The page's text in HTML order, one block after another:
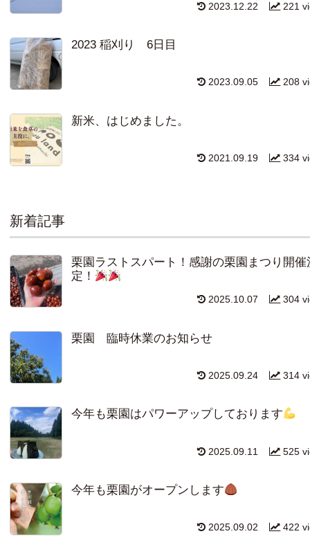
221
2023.12.22
2023 稲刈り 6日目
208
2023.09.05
新米、はじめました。
334
2021.09.19
新着記事
栗園ラストスパート！感謝の栗園まつり開催
定！
304
2025.10.07
栗園 臨時休業のお知らせ
314
2025.09.24
今年も栗園はパワーアップしております
525
2025.09.11
今年も栗園がオープンします
422
2025.09.02